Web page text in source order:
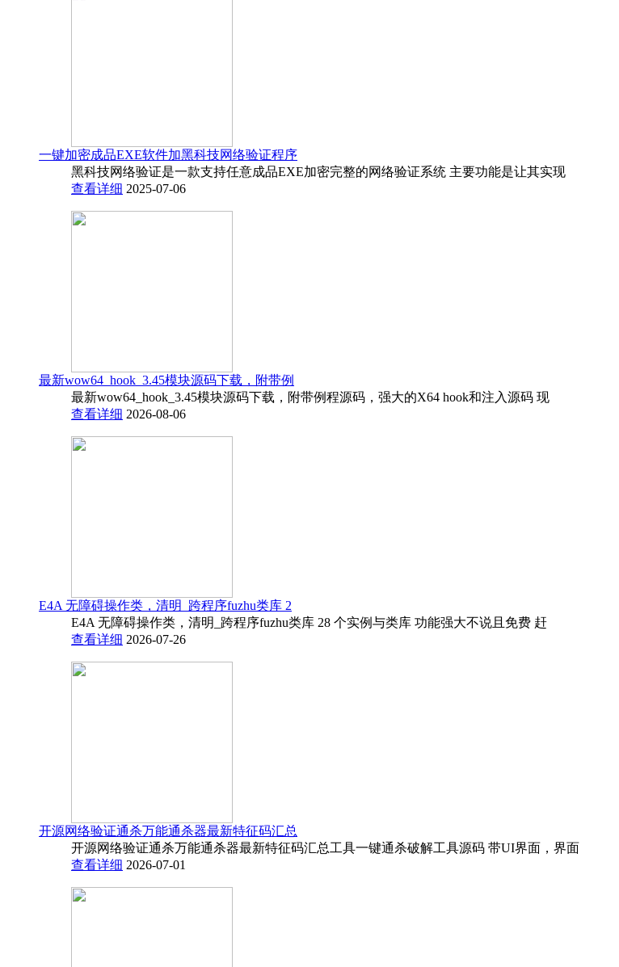
一键加密成品EXE软件加黑科技网络验证程序
黑科技网络验证是一款支持任意成品EXE加密完整的网络验证系统 主要功能是让其实现
查看详细 2025-07-06
最新wow64_hook_3.45模块源码下载，附带例
最新wow64_hook_3.45模块源码下载，附带例程源码，强大的X64 hook和注入源码 现
查看详细 2026-08-06
E4A 无障碍操作类，清明_跨程序fuzhu类库 2
E4A 无障碍操作类，清明_跨程序fuzhu类库 28 个实例与类库 功能强大不说且免费 赶
查看详细 2026-07-26
开源网络验证通杀万能通杀器最新特征码汇总
开源网络验证通杀万能通杀器最新特征码汇总工具一键通杀破解工具源码 带UI界面，界面
查看详细 2026-07-01